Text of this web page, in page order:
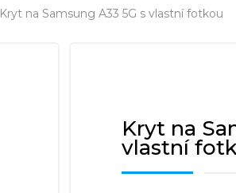
Kryt na Samsung A33 5G s vlastní fotkou
Kryt na
vlastní